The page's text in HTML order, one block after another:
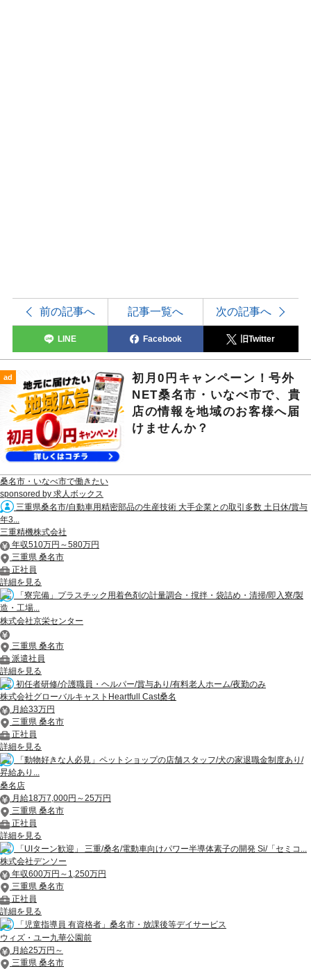
前の記事へ 記事一覧へ 次の記事へ
LINE Facebook 旧Twitter
ad
初月0円キャンペーン！号外
NET桑名市・いなべ市で、貴
店の情報を地域のお客様へ届
けませんか？
桑名市・いなべ市で働きたい
sponsored by 求人ボックス
三重県桑名市/自動車用精密部品の生産技術 大手企業との取引多数 土日休/賞与
年3...
三重精機株式会社
年収510万円～580万円
三重県 桑名市
正社員
詳細を見る
「寮完備」プラスチック用着色剤の計量調合・撹拌・袋詰め・清掃/即入寮/製
造・工場...
株式会社京栄センター
三重県 桑名市
派遣社員
詳細を見る
初任者研修/介護職員・ヘルパー/賞与あり/有料老人ホーム/夜勤のみ
株式会社グローバルキャストHeartfull Cast桑名
月給33万円
三重県 桑名市
正社員
詳細を見る
「動物好きな人必見」ペットショップの店舗スタッフ/犬の家退職金制度あり/
昇給あり...
桑名店
月給18万7,000円～25万円
三重県 桑名市
正社員
詳細を見る
「UIターン歓迎」 三重/桑名/電動車向けパワー半導体素子の開発 Si/「セミコ...
株式会社デンソー
年収600万円～1,250万円
三重県 桑名市
正社員
詳細を見る
「児童指導員 有資格者」桑名市・放課後等デイサービス
ウィズ・ユー九華公園前
月給25万円～
三重県 桑名市